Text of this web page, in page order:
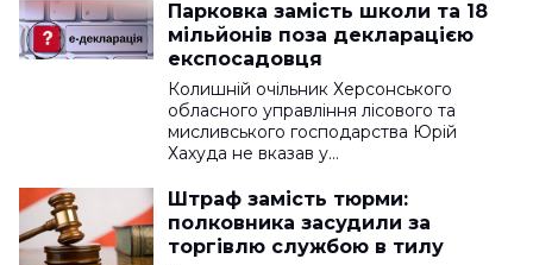
Парковка замість школи та 18
мільйонів поза декларацією
експосадовця
Колишній очільник Херсонського
обласного управління лісового та
мисливського господарства Юрій
Хахуда не вказав у…
Штраф замість тюрми:
полковника засудили за
торгівлю службою в тилу